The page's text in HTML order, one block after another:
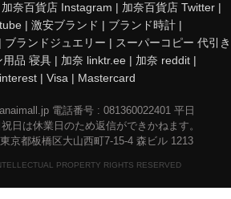
加奈百貨店 Instagram | 加奈百貨店 Twitter|
| 激安ブランド | ブランド時計 |
| ブランドジュエリー | スーパーコピー 代引き
用品 寝具| 加奈 linktr.ee| 加奈 reddit|
| Visa | Mastercard
電話番号 : 081360022401 平日
日は休業日のため返信ができかねます。
京都板橋区大山西町7-15-4 森ビル 1213
PROPERTY RIGHTS RESERVED